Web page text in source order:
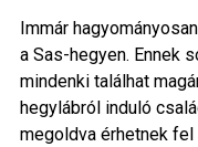
Immár
a Sas-hegyen. Ennek
mindenki találhat
hegylábról induló
megoldva érhetnek